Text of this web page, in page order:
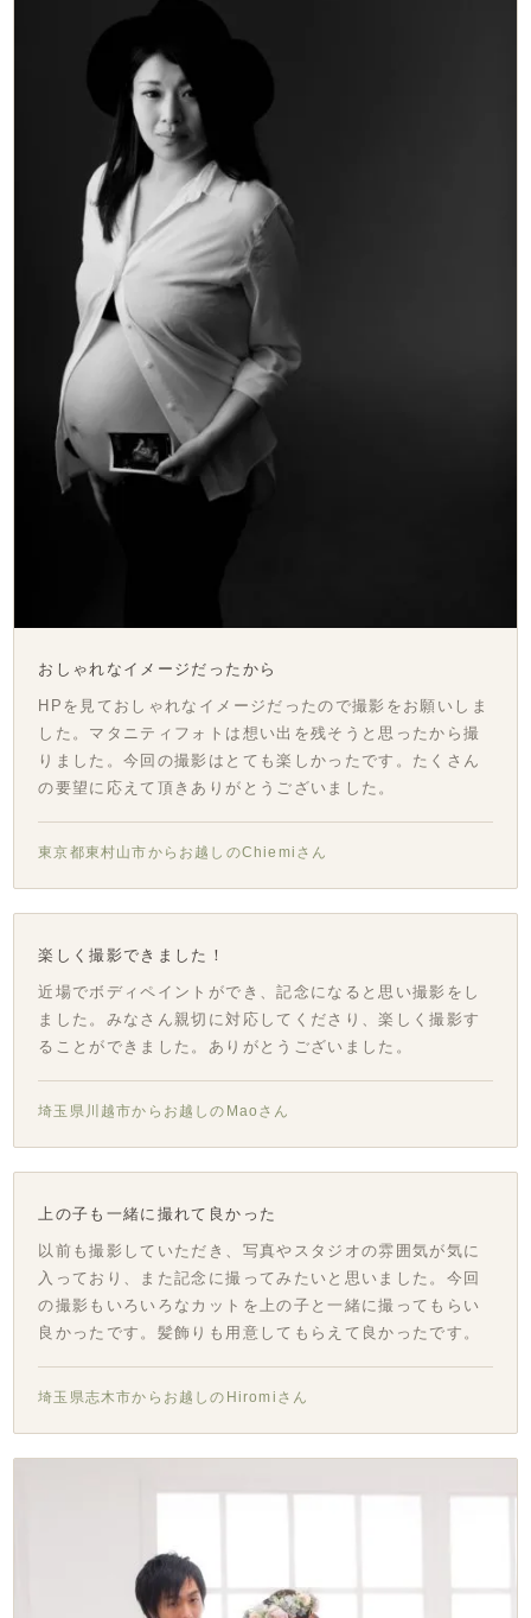
おしゃれなイメージだったから
HPを見ておしゃれなイメージだったので撮影をお願いしま
した。マタニティフォトは想い出を残そうと思ったから撮
りました。今回の撮影はとても楽しかったです。たくさん
の要望に応えて頂きありがとうございました。
東京都東村山市からお越しのChiemiさん
楽しく撮影できました！
近場でボディペイントができ、記念になると思い撮影をし
ました。みなさん親切に対応してくださり、楽しく撮影す
ることができました。ありがとうございました。
埼玉県川越市からお越しのMaoさん
上の子も一緒に撮れて良かった
以前も撮影していただき、写真やスタジオの雰囲気が気に
入っており、また記念に撮ってみたいと思いました。今回
の撮影もいろいろなカットを上の子と一緒に撮ってもらい
良かったです。髪飾りも用意してもらえて良かったです。
埼玉県志木市からお越しのHiromiさん